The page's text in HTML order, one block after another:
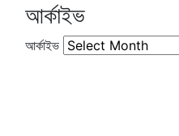
আর্কাইভ
আর্কাইভ